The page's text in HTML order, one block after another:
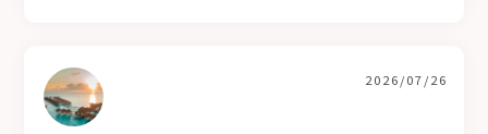
2026/07/26